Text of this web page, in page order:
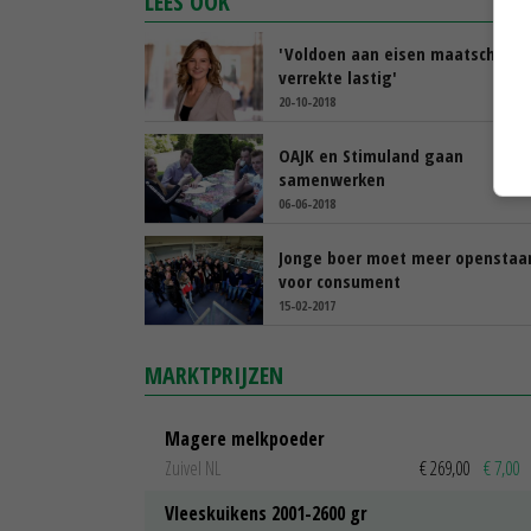
'Voldoen aan eisen maatschappij
verrekte lastig'
20-10-2018
OAJK en Stimuland gaan
samenwerken
06-06-2018
Jonge boer moet meer
voor consument
15-02-2017
MARKTPRIJZEN
Magere melkpoeder
Zuivel NL
€ 269,00 € 7,00
Vleeskuikens 2001-2600 gr